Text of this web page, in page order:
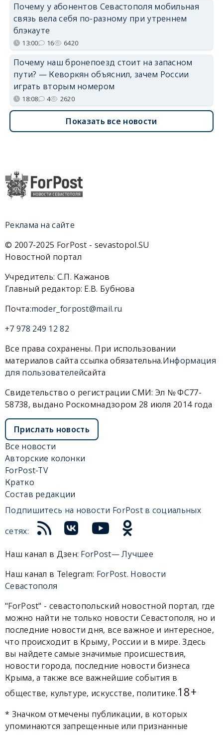
Почему у абонентов Севастополя мобильная
связь вела себя по-разному при утреннем
блэкауте
13:00 16 6420
Почему наш бронепоезд стоит на запасном
пути? — Кеворкян объяснил, зачем России
играть вторым номером
18:08 4 2620
Показать все новости
Реклама на сайте
© 2007-2025 ForPost - sevastopol.SU
Новостной портал
Учредитель: С.П. Кажанов
Главный редактор: Е.В. Бубнова
Почта:moder_forpost@mail.ru
+7 978 249 12 82
Все права сохранены. При использовании
материалов сайта ссылка обязательна.Информация
для пользователейсайта
Свидетельство о регистрации СМИ: Эл № ФС77-
58738, выдано Роскомнадзором 28 июля 2014 года
Прислать новость
Все новости
Авторские колонки
ForPost-TV
Кратко
Состав редакции
Подпишитесь на новости ForPost в социальных
сетях:
Наш канал в Дзен: ForPost— Лучшее
Наш канал в Telegram: ForPost. Новости
Севастополя
"ForPost" - севастопольский новостной портал, где
можно найти не только новости Севастополя, но и
последние новости дня, все важное и интересное,
что происходит в Крыму, России и в мире. Здесь
вы найдете самые значимые происшествия,
новости города, последние новости бизнеса
Крыма, а также все важнейшие события в
обществе, культуре, искусстве, политике.18+
* Значком отмечены публикации, в которых
упоминаются запрещенные или признанные